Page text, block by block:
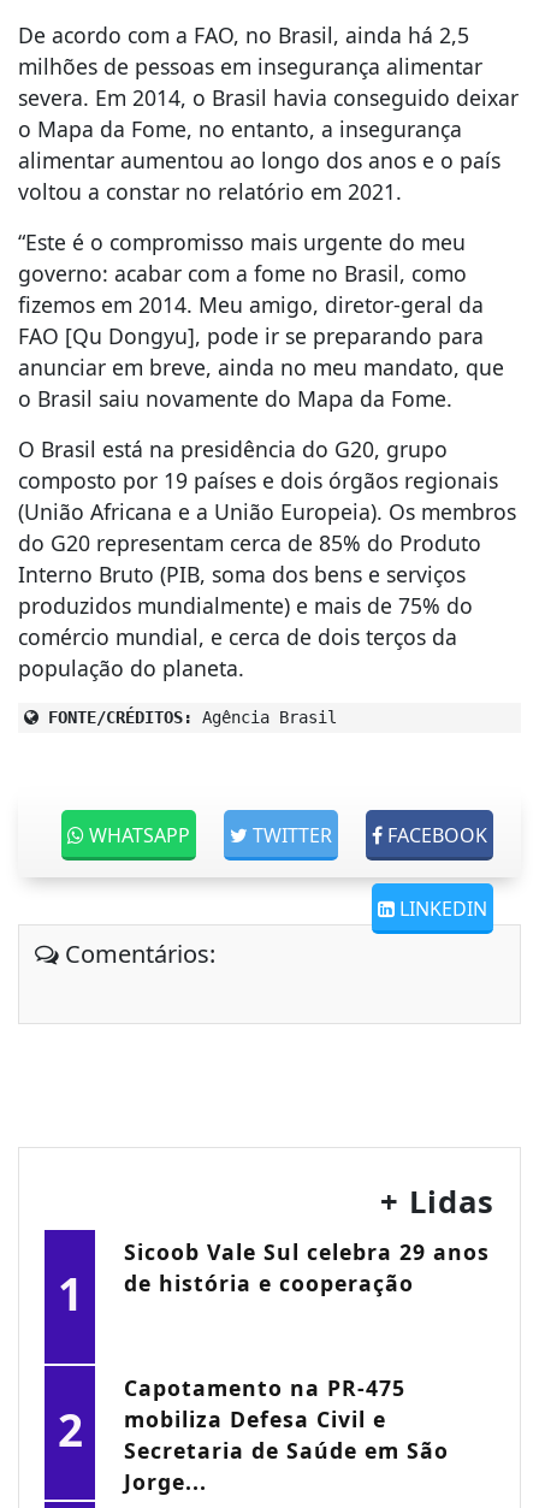
De acordo com a FAO, no Brasil, ainda há 2,5
milhões de pessoas em insegurança alimentar
severa. Em 2014, o Brasil havia conseguido deixar
o Mapa da Fome, no entanto, a insegurança
alimentar aumentou ao longo dos anos e o país
voltou a constar no relatório em 2021.
“Este é o compromisso mais urgente do meu
governo: acabar com a fome no Brasil, como
fizemos em 2014. Meu amigo, diretor-geral da
FAO [Qu Dongyu], pode ir se preparando para
anunciar em breve, ainda no meu mandato, que
o Brasil saiu novamente do Mapa da Fome.
O Brasil está na presidência do G20, grupo
composto por 19 países e dois órgãos regionais
(União Africana e a União Europeia). Os membros
do G20 representam cerca de 85% do Produto
Interno Bruto (PIB, soma dos bens e serviços
produzidos mundialmente) e mais de 75% do
comércio mundial, e cerca de dois terços da
população do planeta.
FONTE/CRÉDITOS: Agência Brasil
FACEBOOK
TWITTER
WHATSAPP
LINKEDIN
Comentários:
+ Lidas
1
Sicoob Vale Sul celebra 29 anos
de história e cooperação
2
Capotamento na PR-475
mobiliza Defesa Civil e
Secretaria de Saúde em São
Jorge...